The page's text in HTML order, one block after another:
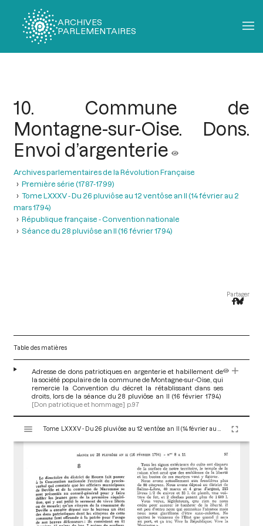
ARCHIVES
PARLEMENTAIRES
10. Commune de
Montagne-sur-Oise. Dons.
Envoi d’argenterie
Archives parlementaires de la Révolution Française
Première série (1787-1799)
Tome LXXXV - Du 26 pluviôse au 12 ventôse an II (14 février au 2
mars 1794)
République française - Convention nationale
Séance du 28 pluviôse an II (16 février 1794)
Partager
Table des matières
Adresse de dons patriotiques en argenterie et habillement de
la société populaire de la commune de Montagne-sur-Oise, qui
remercie la Convention du décret la rétablissant dans ses
droits, lors de la séance du 28 pluviôse an II (16 février 1794)
[Don patriotique et hommage] p.97
s